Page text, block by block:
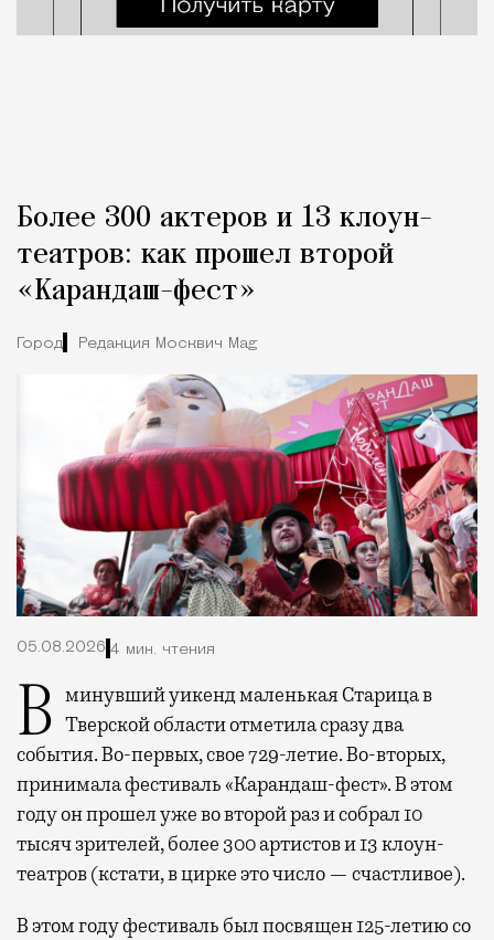
Более 300 актеров и 13 клоун-
театров: как прошел второй
«Карандаш-фест»
Город Редакция Москвич Mag
05.08.2026 4 мин. чтения
В минувший уикенд маленькая Старица в Тверской области отметила сразу два
события. Во-первых, свое 729-летие. Во-вторых,
принимала фестиваль «Карандаш-фест». В этом
году он прошел уже во второй раз и собрал 10
тысяч зрителей, более 300 артистов и 13 клоун-
театров (кстати, в цирке это число — счастливое).
В этом году фестиваль был посвящен 125-летию со